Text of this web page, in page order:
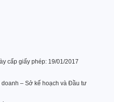
cấp giấy phép: 19/01/2017
– Sở kế hoạch và Đầu tư